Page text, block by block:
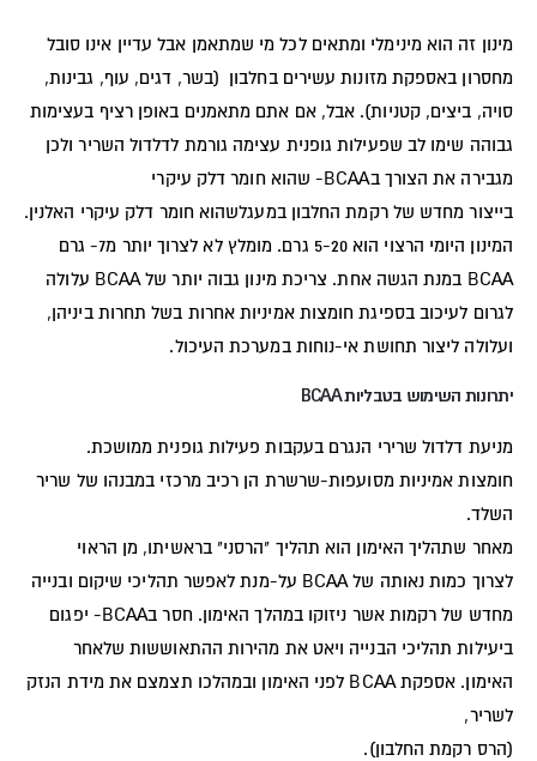
מינון זה הוא מינימלי ומתאים לכל מי שמתאמן אבל עדיין אינו סובל
מחסרון באספקת מזונות עשירים בחלבון (בשר, דגים, עוף, גבינות,
סויה, ביצים, קטניות). אבל, אם אתם מתאמנים באופן רציף בעצימות
גבוהה שימו לב שפעילות גופנית עצימה גורמת לדלדול השריר ולכן
מגבירה את הצורך בBCAA- שהוא חומר דלק עיקרי
בייצור מחדש של רקמת החלבון במעגלשהוא חומר דלק עיקרי האלנין.
המינון היומי הרצוי הוא 5-20 גרם. מומלץ לא לצרוך יותר מ7- גרם
BCAA במנת הגשה אחת. צריכת מינון גבוה יותר של BCAA עלולה
לגרום לעיכוב בספיגת חומצות אמיניות אחרות בשל תחרות ביניהן,
ועלולה ליצור תחושת אי-נוחות במערכת העיכול.
יתרונות השימוש בטבליות BCAA
מניעת דלדול שרירי הנגרם בעקבות פעילות גופנית ממושכת.
חומצות אמיניות מסועפות-שרשרת הן רכיב מרכזי במבנהו של שריר
השלד.
מאחר שתהליך האימון הוא תהליך "הרסני" בראשיתו, מן הראוי
לצרוך כמות נאותה של BCAA על-מנת לאפשר תהליכי שיקום ובנייה
מחדש של רקמות אשר ניזוקו במהלך האימון. חסר בBCAA- יפגום
ביעילות תהליכי הבנייה ויאט את מהירות ההתאוששות שלאחר
האימון. אספקת BCAA לפני האימון ובמהלכו תצמצם את מידת הנזק
לשריר,
(הרס רקמת החלבון).